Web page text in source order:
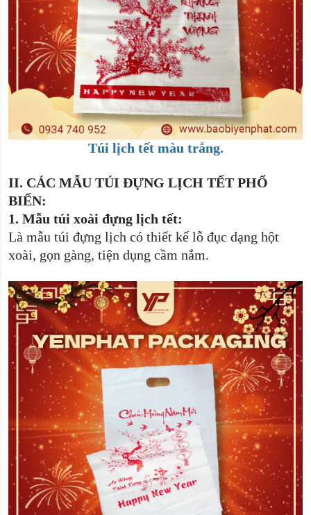
Túi lịch tết màu trắng.
II. CÁC MẪU TÚI ĐỰNG LỊCH TẾT PHỔ
BIẾN:
1. Mẫu túi xoài đựng lịch tết:
Là mẫu túi đựng lịch có thiết kế lỗ đục dạng hột
xoài, gọn gàng, tiện dụng cầm nắm.